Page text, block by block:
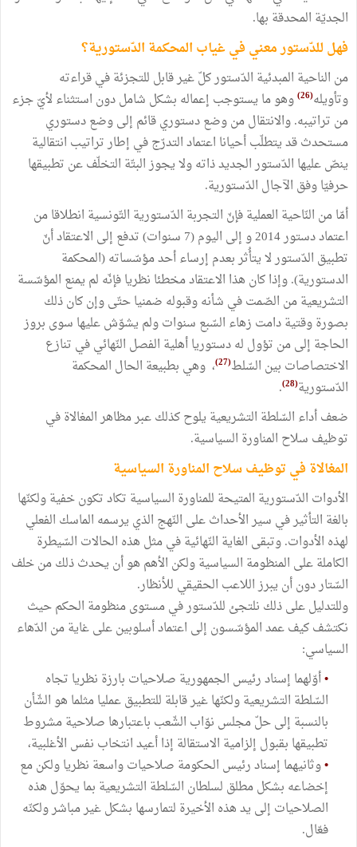
الجديّة المحدقة بها.
فهل للدّستور معني في غياب المحكمة الدّستورية؟
من الناحية المبدئية الدّستور كلّ غير قابل للتجزئة في قراءته
وتأويله(26)
وهو ما يستوجب إعماله بشكل شامل دون استثناء لأيّ جزء
من تراتيبه. والانتقال من وضع دستوري قائم إلى وضع دستوري
مستحدث قد يتطلّب أحيانا اعتماد التدرّج في إطار تراتيب انتقالية
ينصّ عليها الدّستور الجديد ذاته ولا يجوز البتّة التخلّف عن تطبيقها
حرفيّا وفق الآجال الدّستورية.
أمّا من النّاحية العملية فإنّ التجربة الدّستورية التّونسية انطلاقا من
اعتماد دستور 2014 و إلى اليوم (7 سنوات) تدفع إلى الاعتقاد أنّ
تطبيق الدّستور لا يتأُثر بعدم إرساء أحد مؤسّساته (المحكمة
الدستورية). وإذا كان هذا الاعتقاد مخطئا نظريا فإنّه لم يمنع المؤسّسة
التشريعية من الصّمت في شأنه وقبوله ضمنيا حتّى وإن كان ذلك
بصورة وقتية دامت زهاء السّبع سنوات ولم يشوّش عليها سوى بروز
الحاجة إلى من تؤول له دستوريا أهلية الفصل النّهائي في تنازع
الاختصاصات بين السّلط(27)
، وهي بطبيعة الحال المحكمة
الدّستورية(28)
.
ضعف أداء السّلطة التشريعية يلوح كذلك عبر مظاهر المغالاة في
توظيف سلاح المناورة السياسية.
المغالاة في توظيف سلاح المناورة السياسية
الأدوات الدّستورية المتيحة للمناورة السياسية تكاد تكون خفية ولكنّها
بالغة التأثير في سير الأحداث على النّهج الذي يرسمه الماسك الفعلي
لهذه الأدوات. وتبقى الغاية النّهائية في مثل هذه الحالات السّيطرة
الكاملة على المنظومة السياسية ولكن الأهم هو أن يحدث ذلك من خلف
السّتار دون أن يبرز اللاعب الحقيقي للأنظار.
وللتدليل على ذلك نلتجئ للدّستور في مستوى منظومة الحكم حيث
نكتشف كيف عمد المؤسّسون إلى اعتماد أسلوبين على غاية من الدّهاء
السياسي:
•أوّلهما إسناد رئيس الجمهورية صلاحيات بارزة نظريا تجاه
السّلطة التشريعية ولكنّها غير قابلة للتطبيق عمليا مثلما هو الشّأن
بالنسبة إلى حلّ مجلس نوّاب الشّعب باعتبارها صلاحية مشروط
تطبيقها بقبول إلزامية الاستقالة إذا أعيد انتخاب نفس الأغلبية،
•وثانيهما إسناد رئيس الحكومة صلاحيات واسعة نظريا ولكن مع
إخضاعه بشكل مطلق لسلطان السّلطة التشريعية بما يحوّل هذه
الصلاحيات إلى يد هذه الأخيرة لتمارسها بشكل غير مباشر ولكنّه
فعّال.